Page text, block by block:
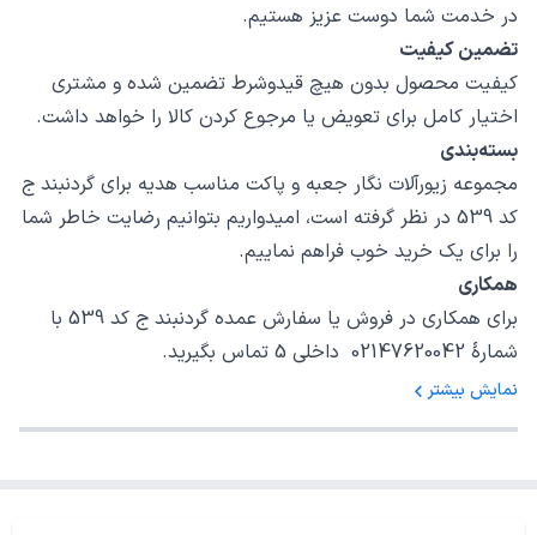
در خدمت شما دوست عزیز هستیم.
تضمین کیفیت
کیفیت محصول بدون هیچ قیدوشرط تضمین شده و مشتری
اختیار کامل برای تعویض یا مرجوع کردن کالا را خواهد داشت.
بسته‌بندی
مجموعه زیورآلات نگار جعبه و پاکت مناسب هدیه برای گردنبند ج
کد 539 در نظر گرفته است، امیدواریم بتوانیم رضایت خاطر شما
را برای یک خرید خوب فراهم نماییم.
همکاری
برای همکاری در فروش یا سفارش عمده گردنبند ج کد 539 با
شمارهٔ 02147620042 داخلی 5 تماس بگیرید.
نمایش بیشتر